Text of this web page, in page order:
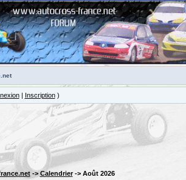
| Inscription)
-> Calendrier-> Août 2026